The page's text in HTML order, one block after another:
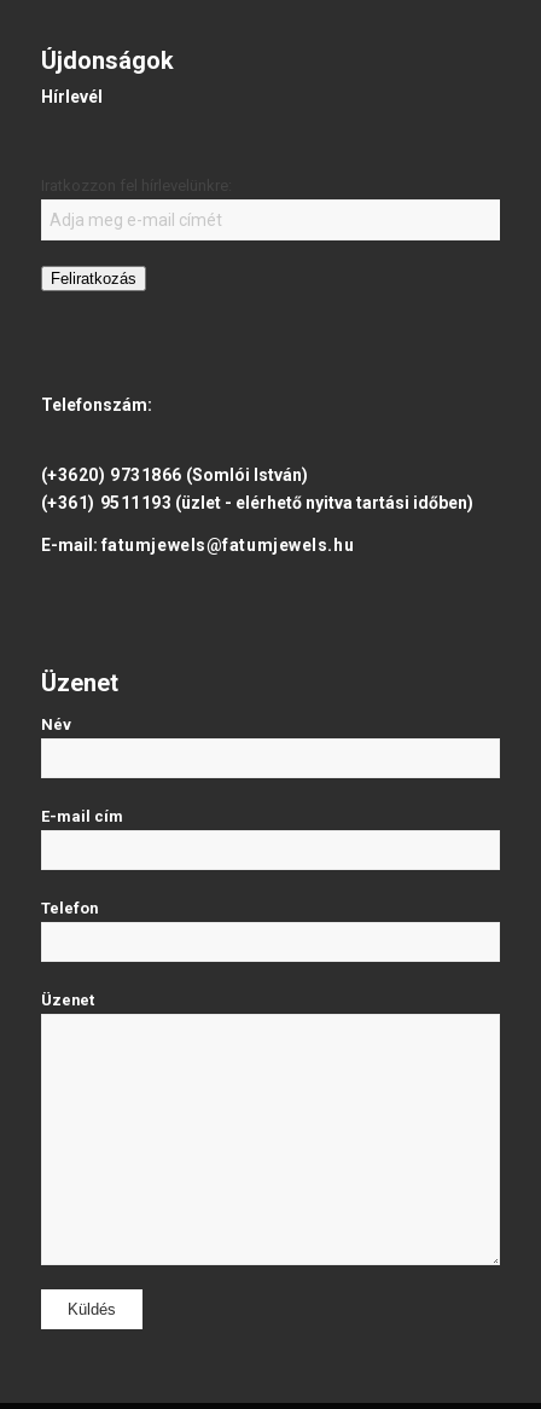
Újdonságok
Hírlevél
Feliratkozás
Telefonszám:
(+3620) 9731866 (Somlói István)
(+361) 9511193 (üzlet - elérhető nyitva tartási időben)
E-mail: fatumjewels@fatumjewels.hu
Üzenet
Név
E-mail cím
Telefon
Üzenet